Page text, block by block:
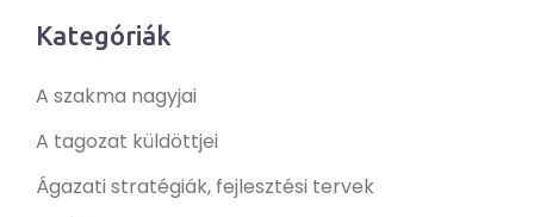
Kategóriák
A szakma nagyjai
A tagozat küldöttjei
Ágazati stratégiák, fejlesztési tervek